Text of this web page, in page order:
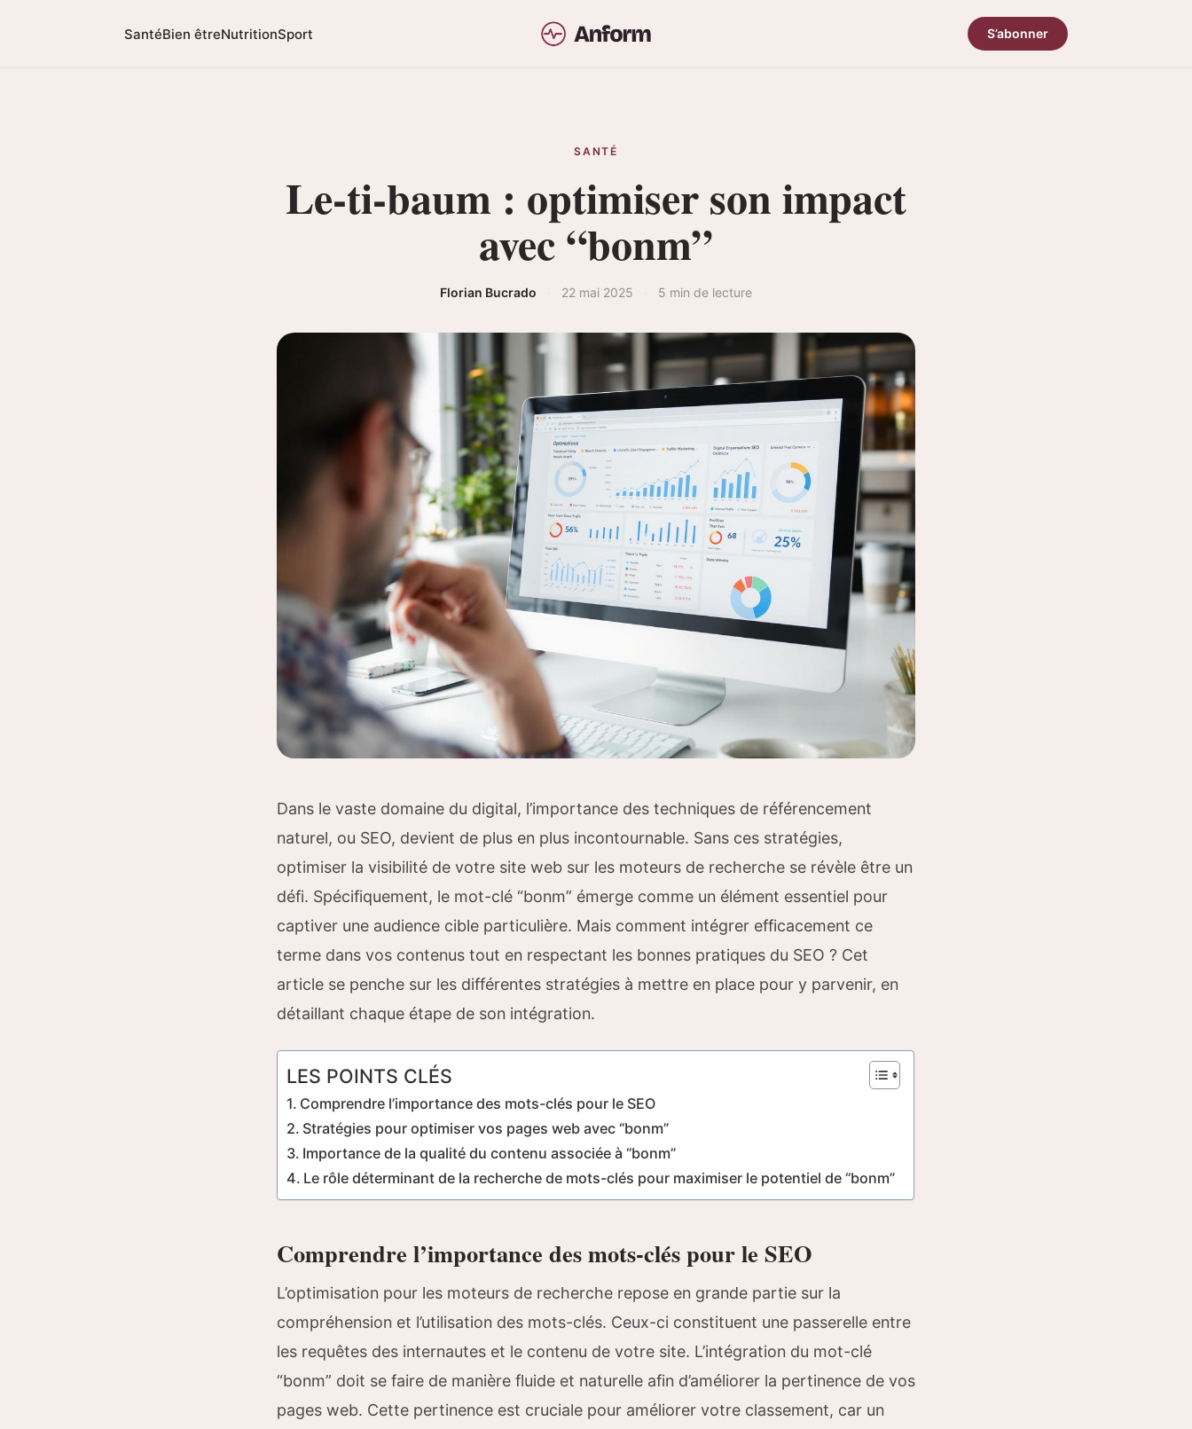
SantéBien êtreNutritionSport S’abonner
SANTÉ
Le-ti-baum : optimiser son impact
avec “bonm”
Florian Bucrado 22 mai 2025 5 min de lecture
Dans le vaste domaine du digital, l’importance des techniques de référencement
naturel, ou SEO, devient de plus en plus incontournable. Sans ces stratégies,
optimiser la visibilité de votre site web sur les moteurs de recherche se révèle être un
défi. Spécifiquement, le mot-clé “bonm” émerge comme un élément essentiel pour
captiver une audience cible particulière. Mais comment intégrer efficacement ce
terme dans vos contenus tout en respectant les bonnes pratiques du SEO ? Cet
article se penche sur les différentes stratégies à mettre en place pour y parvenir, en
détaillant chaque étape de son intégration.
LES POINTS CLÉS
Comprendre l’importance des mots-clés pour le SEO
Stratégies pour optimiser vos pages web avec “bonm”
Importance de la qualité du contenu associée à “bonm”
Le rôle déterminant de la recherche de mots-clés pour maximiser le potentiel de “bonm”
Comprendre l’importance des mots-clés pour le SEO
L’optimisation pour les moteurs de recherche repose en grande partie sur la
compréhension et l’utilisation des mots-clés. Ceux-ci constituent une passerelle entre
les requêtes des internautes et le contenu de votre site. L’intégration du mot-clé
“bonm” doit se faire de manière fluide et naturelle afin d’améliorer la pertinence de vos
pages web. Cette pertinence est cruciale pour améliorer votre classement, car un